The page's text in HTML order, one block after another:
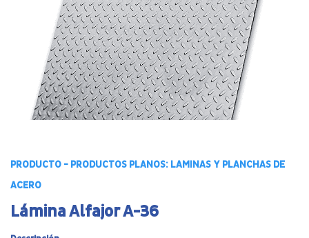
PRODUCTO - PRODUCTOS PLANOS: LAMINAS Y PLANCHAS DE
ACERO
Lámina Alfajor A-36